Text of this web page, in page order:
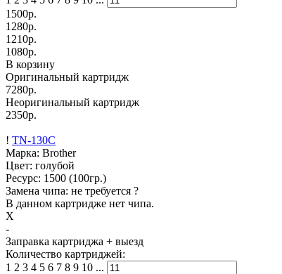
1500р.
1280р.
1210р.
1080р.
В корзину
Оригинальный картридж
7280р.
Неоригинальный картридж
2350р.
! TN-130C
Марка: Brother
Цвет: голубой
Ресурс: 1500 (100гр.)
Замена чипа: не требуется ?
В данном картридже нет чипа.
X
-
Заправка картриджа + выезд
Количество картриджей:
1 2 3 4 5 6 7 8 9 10 ...